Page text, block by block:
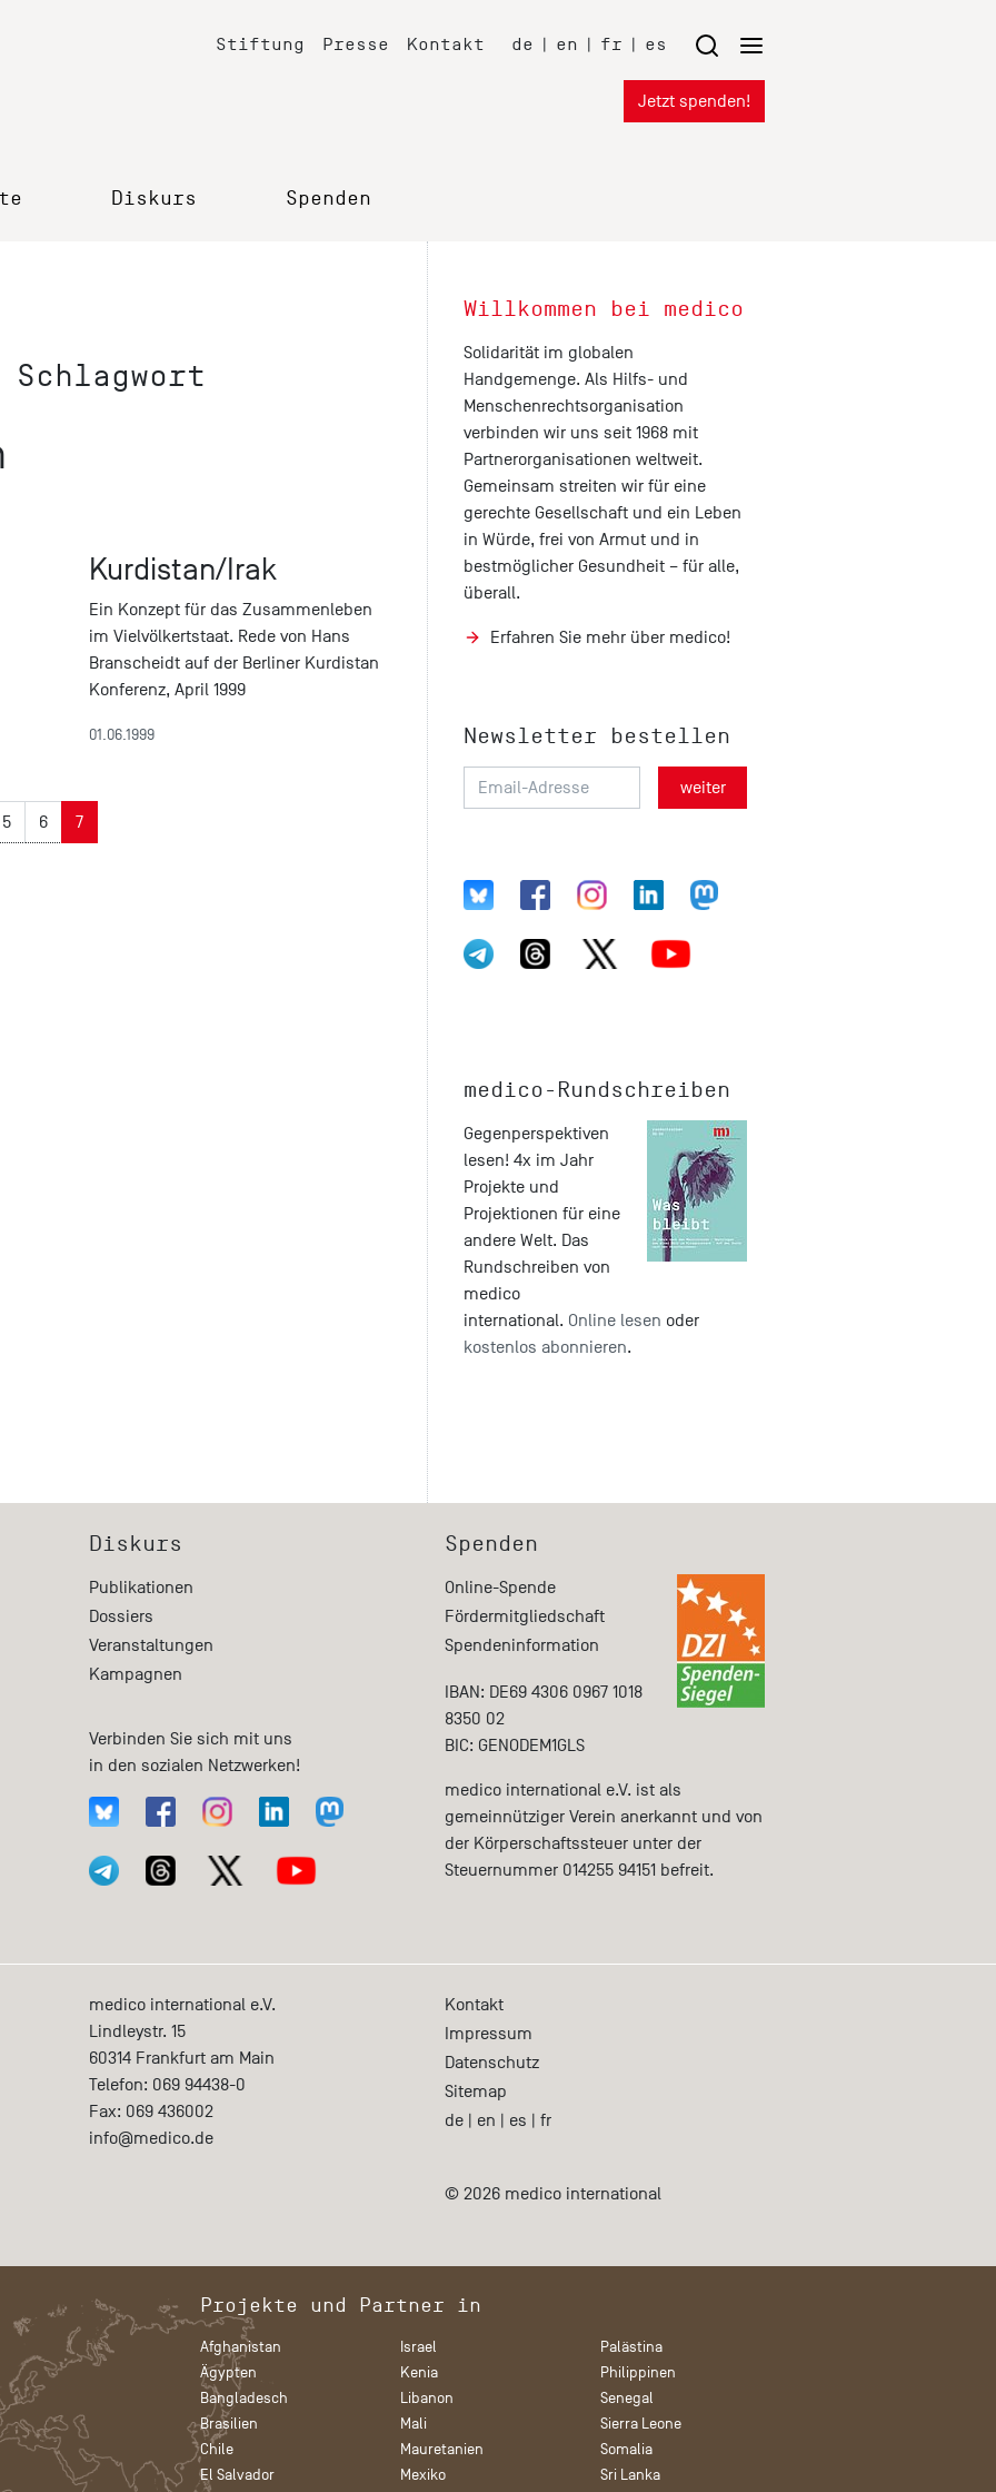
Stiftung Presse Kontakt de | en | fr | es
Jetzt spenden!
Diskurs Spenden
Kurdistan/Irak
Ein Konzept für das Zusammenleben
im Vielvölkertstaat. Rede von Hans
Branscheidt auf der Berliner Kurdistan
Konferenz, April 1999
01.06.1999
5 6 7
Willkommen bei medico
Solidarität im globalen
Handgemenge. Als Hilfs- und
Menschenrechtsorganisation
verbinden wir uns seit 1968 mit
Partnerorganisationen weltweit.
Gemeinsam streiten wir für eine
gerechte Gesellschaft und ein Leben
in Würde, frei von Armut und in
bestmöglicher Gesundheit – für alle,
überall.
Erfahren Sie mehr über medico!
Newsletter bestellen
medico-Rundschreiben
Gegenperspektiven
lesen! 4x im Jahr
Projekte und
Projektionen für eine
andere Welt. Das
Rundschreiben von
medico
international. Online lesen oder
kostenlos abonnieren.
Diskurs
Publikationen
Dossiers
Veranstaltungen
Kampagnen
Verbinden Sie sich mit uns
in den sozialen Netzwerken!
Spenden
Online-Spende
Fördermitgliedschaft
Spendeninformation
IBAN: DE69 4306 0967 1018
8350 02
BIC: GENODEM1GLS
medico international e.V. ist als
gemeinnütziger Verein anerkannt und von
der Körperschaftssteuer unter der
Steuernummer 014255 94151 befreit.
medico international e.V.
Lindleystr. 15
60314 Frankfurt am Main
Telefon: 069 94438-0
Fax: 069 436002
info@medico.de
Kontakt
Impressum
Datenschutz
Sitemap
de | en | es | fr
© 2026 medico international
Projekte und Partner in
Afghanistan
Ägypten
Bangladesch
Brasilien
Chile
El Salvador
Israel
Kenia
Libanon
Mali
Mauretanien
Mexiko
Palästina
Philippinen
Senegal
Sierra Leone
Somalia
Sri Lanka